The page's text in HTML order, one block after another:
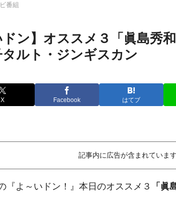
番組
ドン】オススメ３「眞島秀
タルト・ジンギスカン
X Facebook はてブ
記事内に広告が含まれています
『よ～いドン！』本日のオススメ３ 「眞